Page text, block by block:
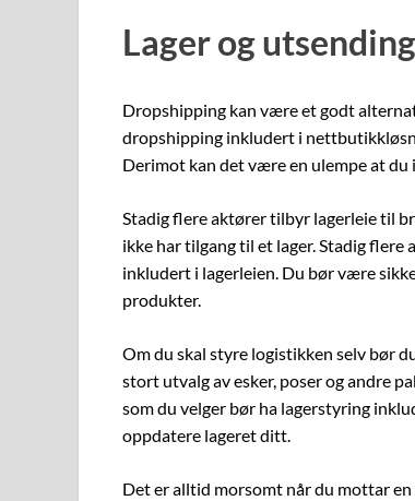
Lager og
Dropshipping kan være et godt
dropshipping inkludert i
Derimot kan det være en ulempe at
Stadig flere aktører tilbyr lagerleie til
ikke har tilgang til et lager. Stadig
inkludert i lagerleien. Du bør være
produkter.
Om du skal styre logistikken selv bør
stort utvalg av esker, poser og andre
som du velger bør ha lagerstyring
oppdatere lageret ditt.
Det er alltid morsomt når du mottar